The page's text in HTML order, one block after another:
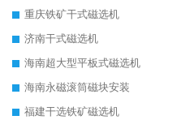
重庆铁矿干式磁选机
济南干式磁选机
海南超大型平板式磁选机
海南永磁滚筒磁块安装
福建干选铁矿磁选机